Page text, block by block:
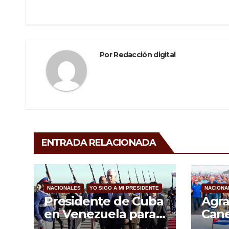
PorRedacción digital
ENTRADA RELACIONADA
NACIONALES YO SIGO A MI PRESIDENTE
Presidente de Cuba
en Venezuela para